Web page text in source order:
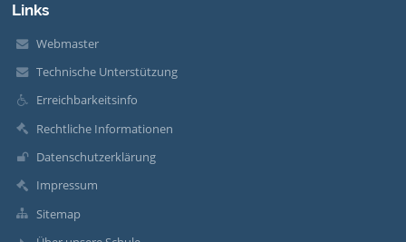
Links
Webmaster
Technische Unterstützung
Erreichbarkeitsinfo
Rechtliche Informationen
Datenschutzerklärung
Impressum
Sitemap